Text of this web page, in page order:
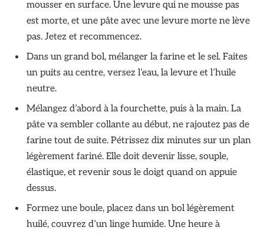
mousser en surface. Une levure qui ne mousse pas
est morte, et une pâte avec une levure morte ne lève
pas. Jetez et recommencez.
Dans un grand bol, mélanger la farine et le sel. Faites
un puits au centre, versez l’eau, la levure et l’huile
neutre.
Mélangez d’abord à la fourchette, puis à la main. La
pâte va sembler collante au début, ne rajoutez pas de
farine tout de suite. Pétrissez dix minutes sur un plan
légèrement fariné. Elle doit devenir lisse, souple,
élastique, et revenir sous le doigt quand on appuie
dessus.
Formez une boule, placez dans un bol légèrement
huilé, couvrez d’un linge humide. Une heure à